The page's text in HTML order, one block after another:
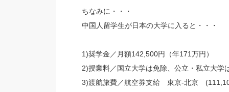
ちなみに・・・
中国人留学生が日本の大学に入ると・・・
1)奨学金／月額142,500円（年171万円）
2)授業料／国立大学は免除、公立・私立大学
3)渡航旅費／航空券支給 東京-北京